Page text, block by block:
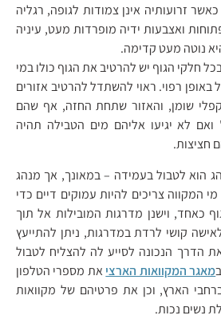
זרועותיה אינן צמודות לגופה, רגליה
ואצבעות ידיה מופרדות מעט, עיניה
נוטה מעט קדימה.
חלקי הגוף יש להרטיב את הגוף כולו במי
באופן רפוי. ראוי להשתדל להרטיב אזורים
שומן, והאזור שתחת החזה, אף שהם
לא יגיעו אליהם מים הטבילה תהיה
חציצות.
הוא לטבול בעמידה – במאונך, אך מנהג
המקווה צריכים להיות עמוקים דיים כדי
כאחד, וישנן מדרגות המובילות אל תוך
קושי לרדת במדרגות, ניתן להתייעץ
הדרך הנכונה לסייע לה להצליח לטבול
מאגר המקוואות הארצי את מספרי הטלפון
הארץ, וכן את פרטיהם של מקוואות
נשים נכות.